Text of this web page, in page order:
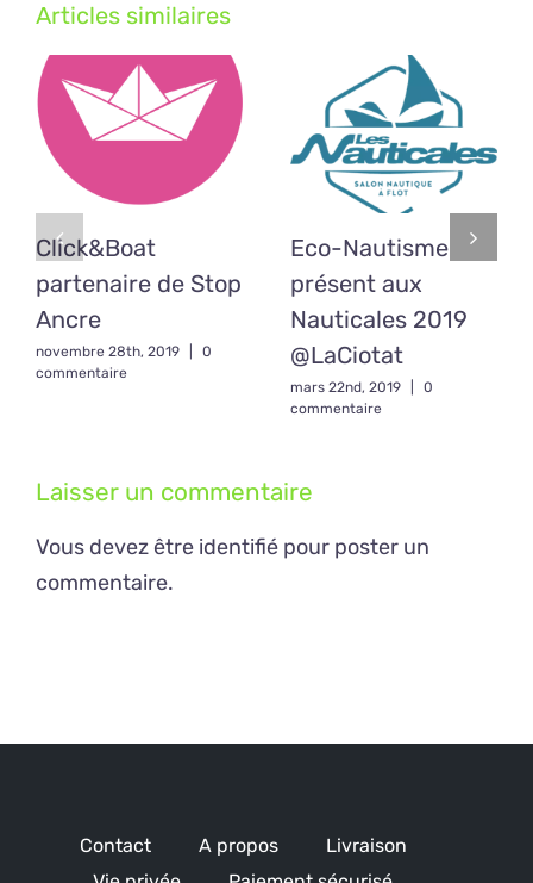
Articles similaires
Click&Boat
partenaire de Stop
Ancre
novembre 28th, 2019
0
commentaire
Eco-Nautisme
présent aux
Nauticales 2019
@LaCiotat
mars 22nd, 2019
0
commentaire
Laisser un commentaire
Vous devez être identifié pour poster un
commentaire.
Contact A propos
Livraison